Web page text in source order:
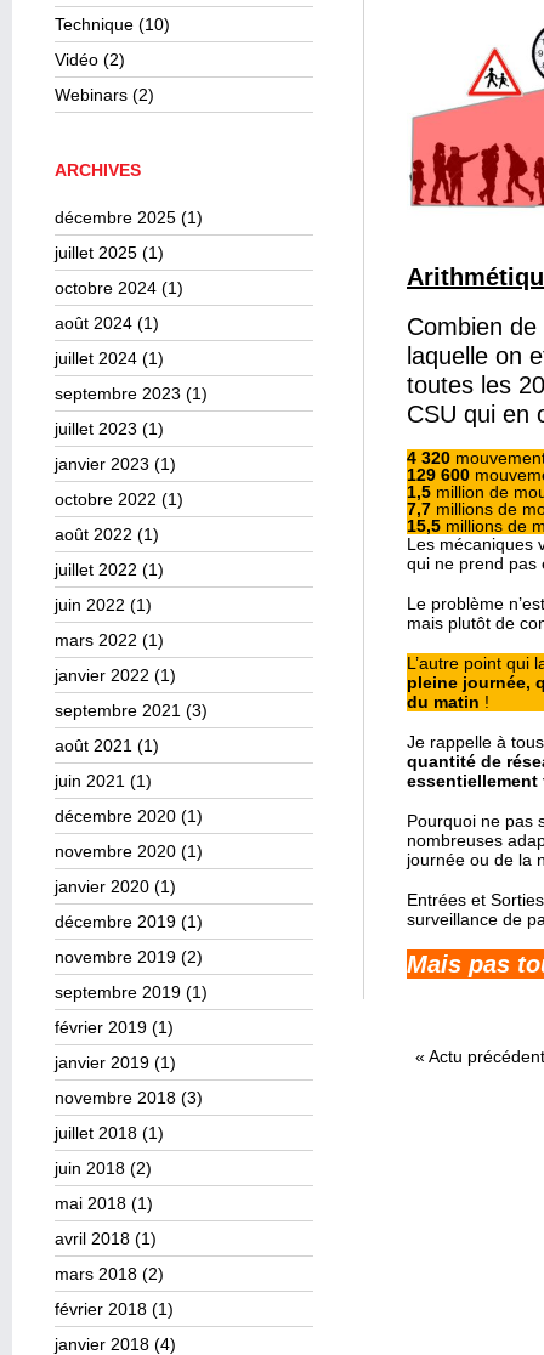
Technique (10)
Vidéo (2)
Webinars (2)
ARCHIVES
décembre 2025 (1)
juillet 2025 (1)
octobre 2024 (1)
août 2024 (1)
juillet 2024 (1)
septembre 2023 (1)
juillet 2023 (1)
janvier 2023 (1)
octobre 2022 (1)
août 2022 (1)
juillet 2022 (1)
juin 2022 (1)
mars 2022 (1)
janvier 2022 (1)
septembre 2021 (3)
août 2021 (1)
juin 2021 (1)
décembre 2020 (1)
novembre 2020 (1)
janvier 2020 (1)
décembre 2019 (1)
novembre 2019 (2)
septembre 2019 (1)
février 2019 (1)
janvier 2019 (1)
novembre 2018 (3)
juillet 2018 (1)
juin 2018 (2)
mai 2018 (1)
avril 2018 (1)
mars 2018 (2)
février 2018 (1)
janvier 2018 (4)
Combien
laquelle on
toutes les
CSU qui en
4 320
129 600
1,5 million de
7,7 millions de
15,5 millions de
Les mécaniques
qui ne prend pas
Le problème
mais plutôt de
L’autre point qui
pleine journée,
du matin !
Je rappelle à
quantité de
Pourquoi ne pas
nombreuses
journée ou de la
Entrées et
surveillance de
Mais pas
« Actu